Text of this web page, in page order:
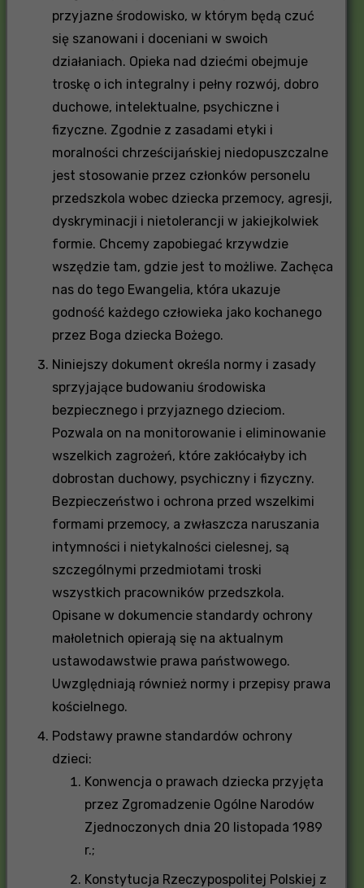
przyjazne środowisko, w którym będą czuć
się szanowani i doceniani w swoich
działaniach. Opieka nad dziećmi obejmuje
troskę o ich integralny i pełny rozwój, dobro
duchowe, intelektualne, psychiczne i
fizyczne. Zgodnie z zasadami etyki i
moralności chrześcijańskiej niedopuszczalne
jest stosowanie przez członków personelu
przedszkola wobec dziecka przemocy, agresji,
dyskryminacji i nietolerancji w jakiejkolwiek
formie. Chcemy zapobiegać krzywdzie
wszędzie tam, gdzie jest to możliwe. Zachęca
nas do tego Ewangelia, która ukazuje
godność każdego człowieka jako kochanego
przez Boga dziecka Bożego.
Niniejszy dokument określa normy i zasady
sprzyjające budowaniu środowiska
bezpiecznego i przyjaznego dzieciom.
Pozwala on na monitorowanie i eliminowanie
wszelkich zagrożeń, które zakłócałyby ich
dobrostan duchowy, psychiczny i fizyczny.
Bezpieczeństwo i ochrona przed wszelkimi
formami przemocy, a zwłaszcza naruszania
intymności i nietykalności cielesnej, są
szczególnymi przedmiotami troski
wszystkich pracowników przedszkola.
Opisane w dokumencie standardy ochrony
małoletnich opierają się na aktualnym
ustawodawstwie prawa państwowego.
Uwzględniają również normy i przepisy prawa
kościelnego.
Podstawy prawne standardów ochrony
dzieci:
Konwencja o prawach dziecka przyjęta
przez Zgromadzenie Ogólne Narodów
Zjednoczonych dnia 20 listopada 1989
r.;
Konstytucja Rzeczypospolitej Polskiej z